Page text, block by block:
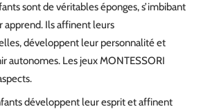
sont de véritables éponges, s’imbibant
apprend. Ils affinent leurs
développent leur personnalité et
autonomes. Les jeuxMONTESSORI
développent leur esprit et affinent